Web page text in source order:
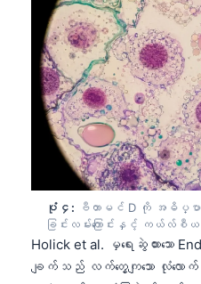
ပုံ ၄: ဗီတာမင် D ကို အဓိပ္ပာ
ခြင်းလမ်းကြောင်းနှင့် ကယ်
Holick et al. မှရေးဆွဲထားသော
ချက်သည် လက်တွေ့ကျသော လုံလ